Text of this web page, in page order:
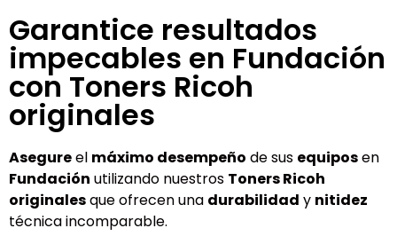
Garantice resultados
impecables en Fundación
con Toners Ricoh
originales
Asegureel máximo desempeño de sus equiposen
Fundación utilizando nuestros Toners Ricoh
originalesque ofrecen una durabilidad y nitidez
técnica incomparable.